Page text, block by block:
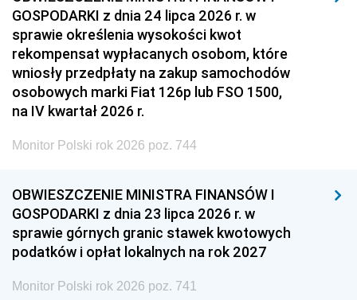
GOSPODARKI z dnia 24 lipca 2026 r. w
sprawie określenia wysokości kwot
rekompensat wypłacanych osobom, które
wniosły przedpłaty na zakup samochodów
osobowych marki Fiat 126p lub FSO 1500,
na IV kwartał 2026 r.
Monitor Polski rok 2026 poz. 744
OBWIESZCZENIE MINISTRA FINANSÓW I
GOSPODARKI z dnia 23 lipca 2026 r. w
sprawie górnych granic stawek kwotowych
podatków i opłat lokalnych na rok 2027
Monitor Polski rok 2026 poz. 741